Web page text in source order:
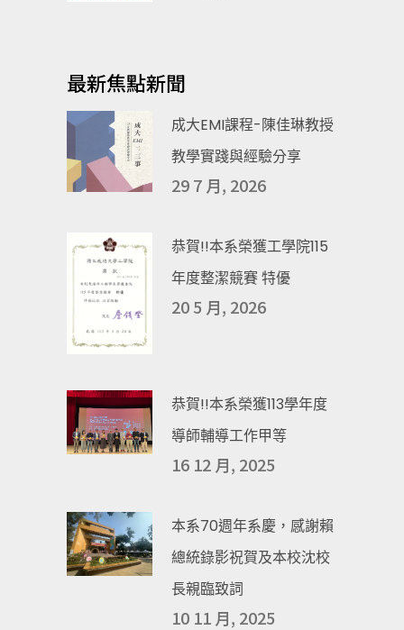
最新焦點新聞
成大EMI課程-陳佳琳教授
教學實踐與經驗分享
29 7 月, 2026
恭賀!!本系榮獲工學院115
年度整潔競賽 特優
20 5 月, 2026
恭賀!!本系榮獲113學年度
導師輔導工作甲等
16 12 月, 2025
本系70週年系慶，感謝賴
總統錄影祝賀及本校沈校
長親臨致詞
10 11 月, 2025